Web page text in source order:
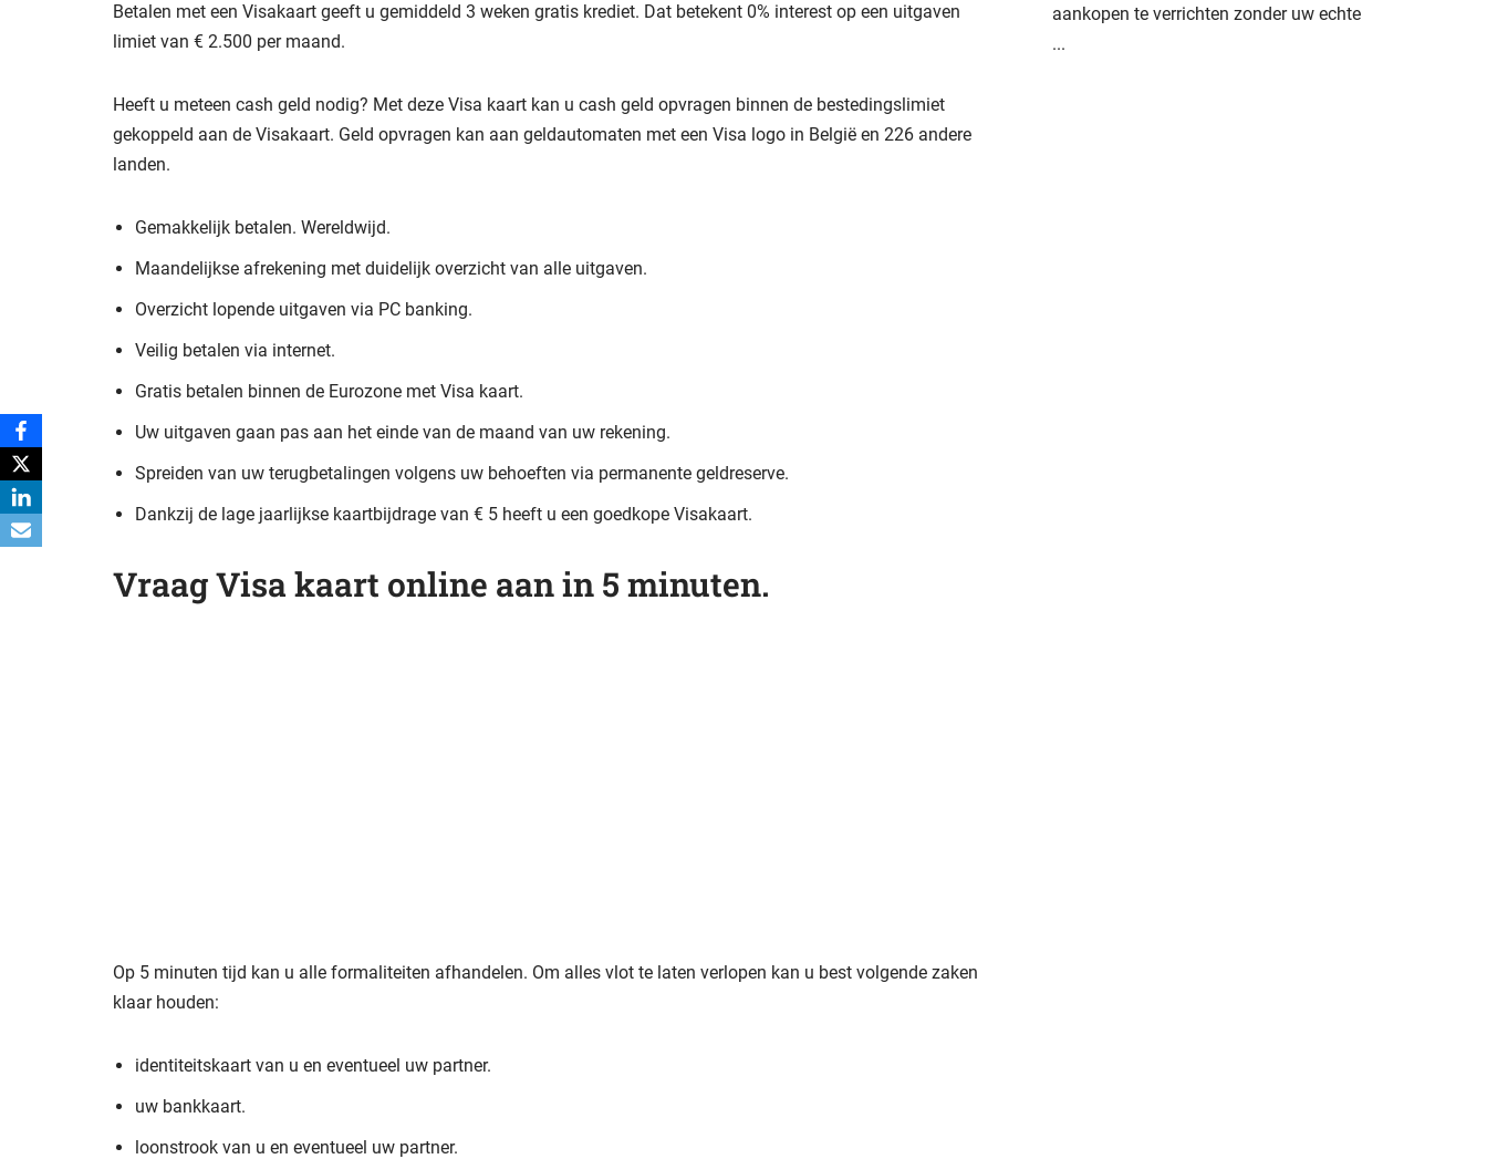
Betalen met een Visakaart geeft u gemiddeld 3 weken gratis krediet. Dat betekent 0% interest op een uitgaven
limiet van € 2.500 per maand.
Heeft u meteen cash geld nodig? Met deze Visa kaart kan u cash geld opvragen binnen de bestedingslimiet
gekoppeld aan de Visakaart. Geld opvragen kan aan geldautomaten met een Visa logo in België en 226 andere
landen.
Gemakkelijk betalen. Wereldwijd.
Maandelijkse afrekening met duidelijk overzicht van alle uitgaven.
Overzicht lopende uitgaven via PC banking.
Veilig betalen via internet.
Gratis betalen binnen de Eurozone met Visa kaart.
Uw uitgaven gaan pas aan het einde van de maand van uw rekening.
Spreiden van uw terugbetalingen volgens uw behoeften via permanente geldreserve.
Dankzij de lage jaarlijkse kaartbijdrage van € 5 heeft u een goedkope Visakaart.
Vraag Visa kaart online aan in 5 minuten.
Op 5 minuten tijd kan u alle formaliteiten afhandelen. Om alles vlot te laten verlopen kan u best volgende zaken
klaar houden:
identiteitskaart van u en eventueel uw partner.
uw bankkaart.
loonstrook van u en eventueel uw partner.
aankopen te verrichten zonder uw echte
...